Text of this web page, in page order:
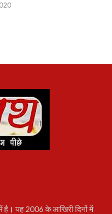
है। यह 2006 के आखिरी दिनों में